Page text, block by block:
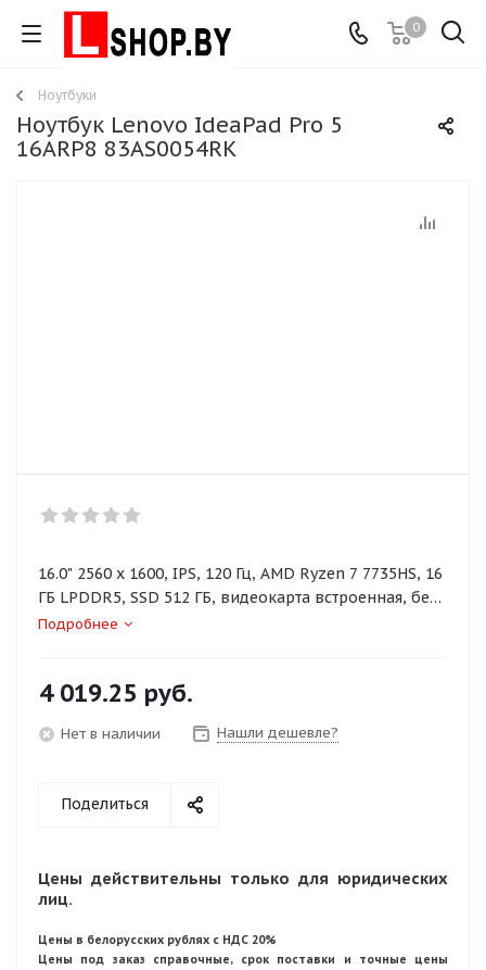
0
Ноутбуки
Ноутбук Lenovo IdeaPad Pro 5
16ARP8 83AS0054RK
16.0" 2560 x 1600, IPS, 120 Гц, AMD Ryzen 7 7735HS, 16
ГБ LPDDR5, SSD 512 ГБ, видеокарта встроенная, без
ОС, цвет крышки серый, аккумулятор 75 Вт·ч
Подробнее
4 019.25 руб.
Нет в наличии Нашли дешевле?
Поделиться
Цены действительны только для юридических
лиц.
Цены в белорусских рублях с НДС 20%
Цены под заказ справочные, срок поставки и точные цены